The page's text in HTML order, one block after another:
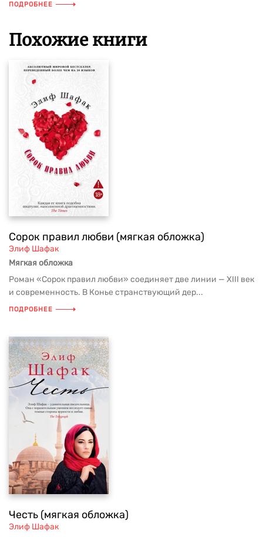
ПОДРОБНЕЕ
Похожие книги
Сорок правил любви (мягкая обложка)
Элиф Шафак
Мягкая обложка
Роман «Сорок правил любви» соединяет две линии — XIII век
и современность. В Конье странствующий дер...
ПОДРОБНЕЕ
Честь (мягкая обложка)
Элиф Шафак